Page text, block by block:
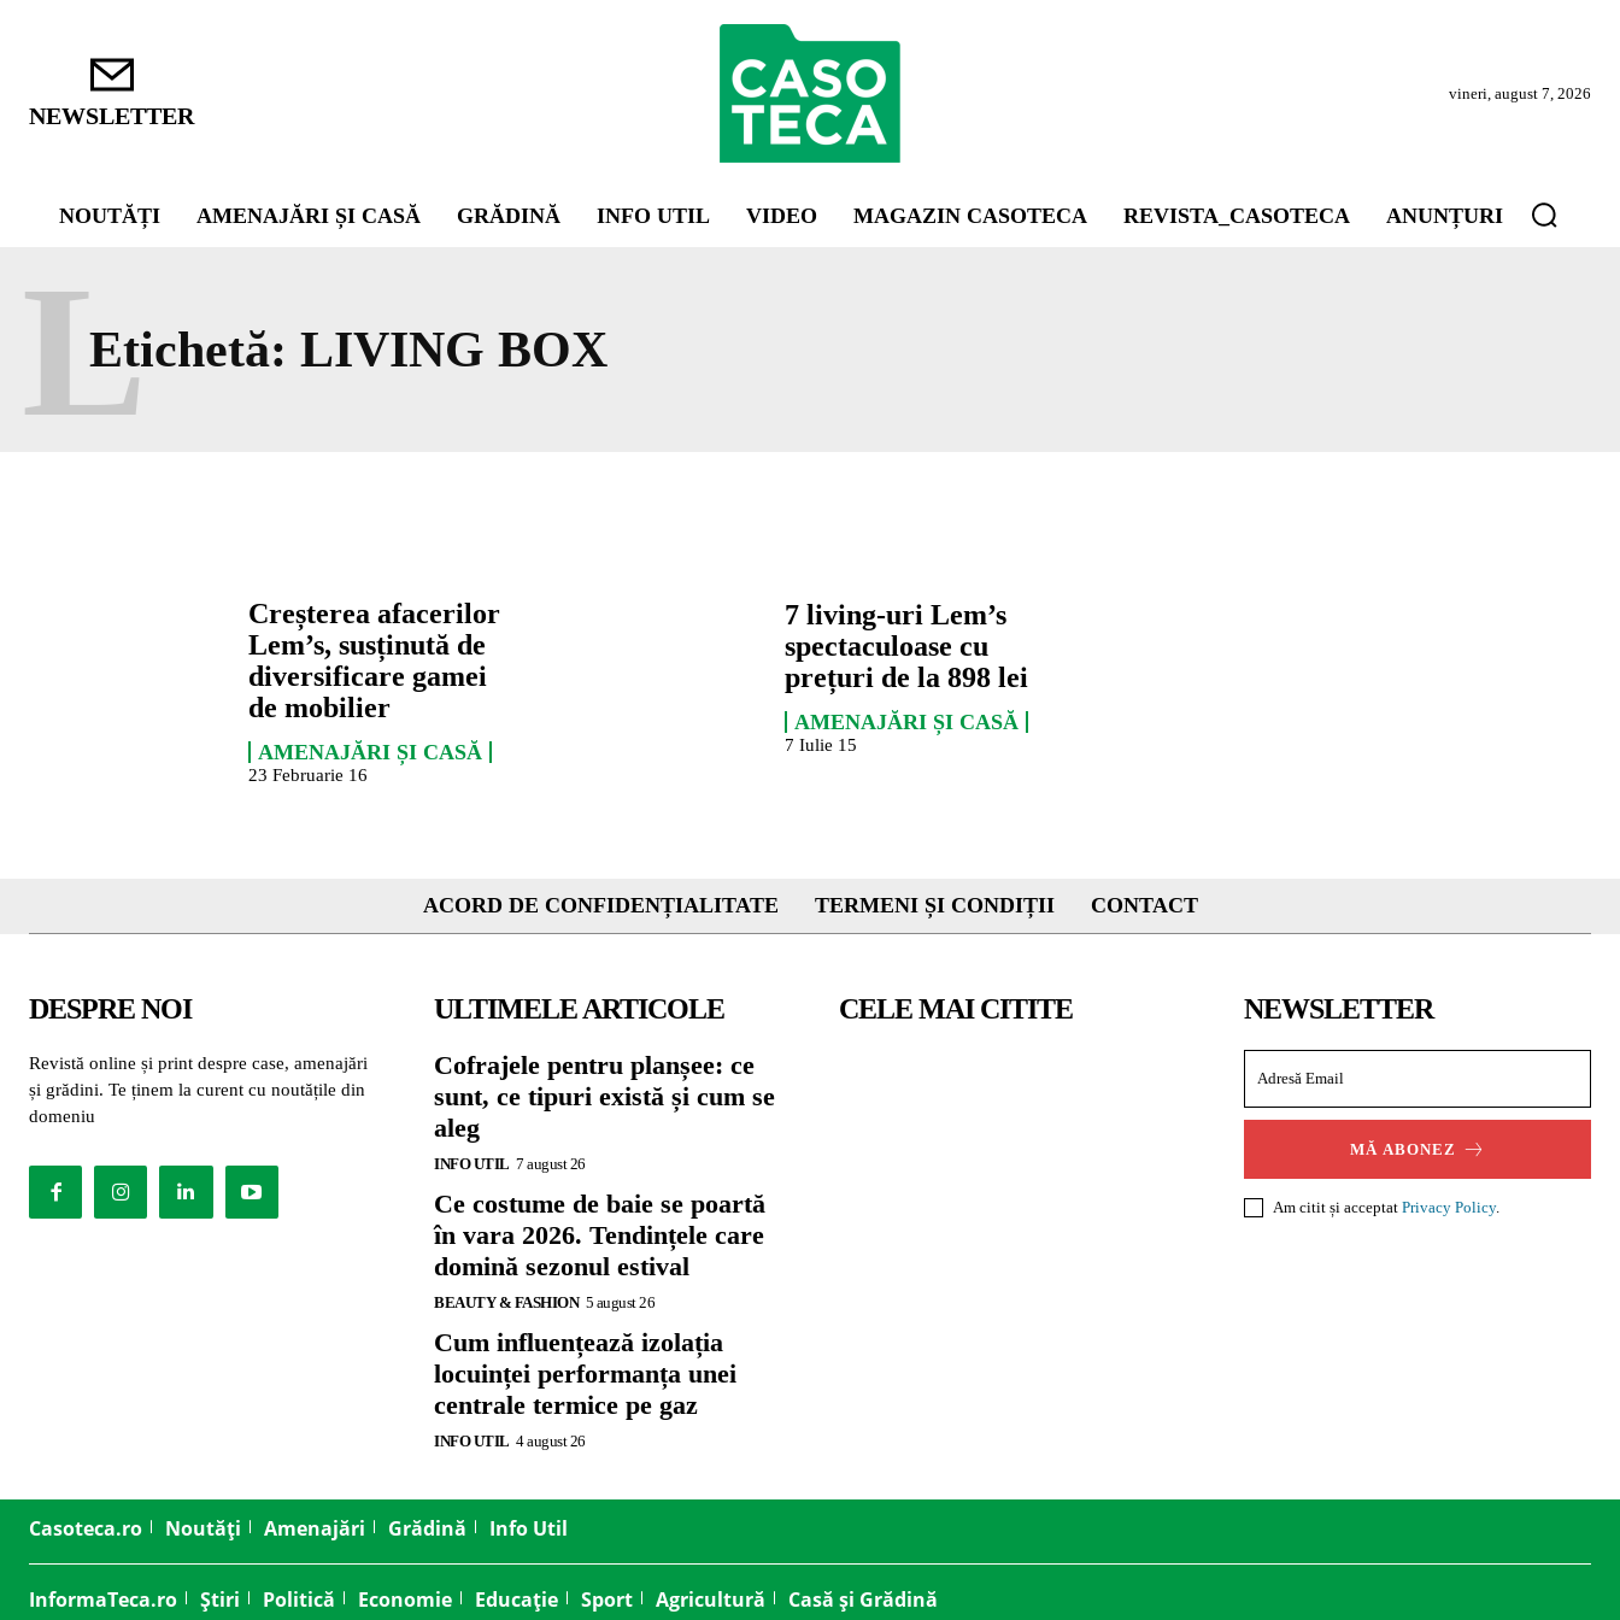
NEWSLETTER
vineri, august 7, 2026
NOUTĂȚI AMENAJĂRI ȘI CASĂ GRĂDINĂ INFO UTIL VIDEO MAGAZIN CASOTECA REVISTA_CASOTECA ANUNȚURI
Etichetă: LIVING BOX
L
Creșterea afacerilor
Lem’s, susținută de
diversificare gamei
de mobilier
AMENAJĂRI ȘI CASĂ
23 Februarie 16
7 living-uri Lem’s
spectaculoase cu
prețuri de la 898 lei
AMENAJĂRI ȘI CASĂ
7 Iulie 15
ACORD DE CONFIDENȚIALITATE TERMENI ȘI CONDIȚII CONTACT
DESPRE NOI
Revistă online și print despre case, amenajări
și grădini. Te ținem la curent cu noutățile din
domeniu
ULTIMELE ARTICOLE
Cofrajele pentru planșee: ce
sunt, ce tipuri există și cum se
aleg
INFO UTIL 7 august 26
Ce costume de baie se poartă
în vara 2026. Tendințele care
domină sezonul estival
BEAUTY & FASHION 5 august 26
Cum influențează izolația
locuinței performanța unei
centrale termice pe gaz
INFO UTIL 4 august 26
CELE MAI CITITE NEWSLETTER
MĂ ABONEZ
Am citit și acceptat Privacy Policy.
Casoteca.ro Noutăți Amenajări Grădină Info Util
InformaTeca.ro Știri Politică Economie Educație Sport Agricultură Casă și Grădină